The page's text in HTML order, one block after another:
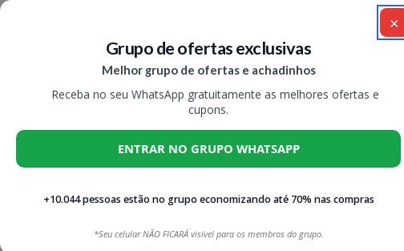
×
Grupo de ofertas exclusivas
Melhor grupo de ofertas e achadinhos
Receba no seu WhatsApp gratuitamente as melhores ofertas e
cupons.
ENTRAR NO GRUPO WHATSAPP
+10.044 pessoas estão no grupo economizando até 70% nas compras
*Seu celular NÃO FICARÁ visível para os membros do grupo.